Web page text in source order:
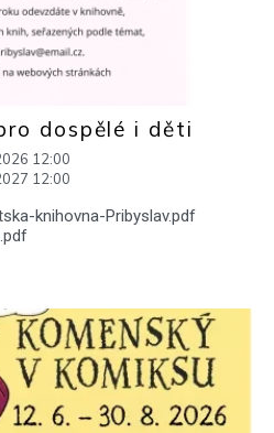
12:00
12:00
dospělé i děti
knihovna-Pribyslav.pdf